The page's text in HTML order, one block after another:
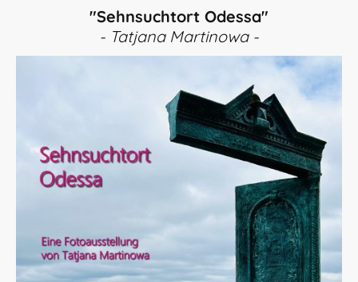
"Sehnsuchtort Odessa"
- Tatjana Martinowa -